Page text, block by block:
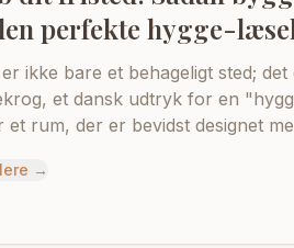
perfekte hygge-
ikke bare et behageligt sted; det
et dansk udtryk for en
et rum, der er bevidst designet
forbindelsen til sig selv
→